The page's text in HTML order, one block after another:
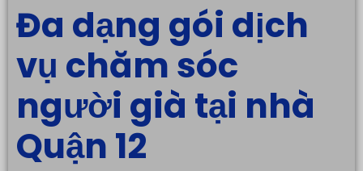
Đa dạng gói dịch
vụ chăm sóc
người già tại nhà
Quận 12